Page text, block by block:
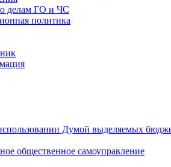
делам ГО и ЧС
политика
Думой выделяемых
общественное самоуправление